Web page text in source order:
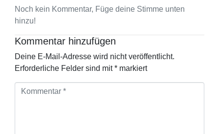
Noch kein Kommentar, Füge deine Stimme unten
hinzu!
Kommentar hinzufügen
Deine E-Mail-Adresse wird nicht veröffentlicht.
Erforderliche Felder sind mit* markiert